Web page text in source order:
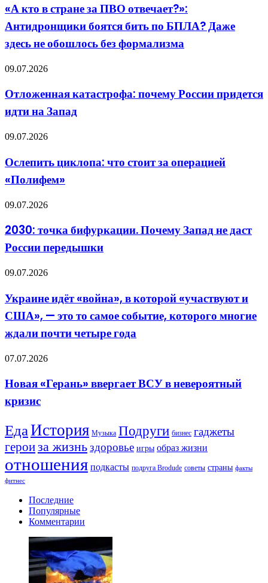
Крым
зимой
стране
за
отвечает?»:
боятся
по
БПЛА?
Даже
не
формализма
«А кто в стране за ПВО отвечает?»:
Антидронщики боятся бить по БПЛА? Даже
здесь не обошлось без формализма
Отложенная
почему
России
придется
на
09.07.2026
Отложенная катастрофа: почему России придется
идти на Запад
Ослепить
что
стоит
за
«Полифем»
09.07.2026
Ослепить циклопа: что стоит за операцией
«Полифем»
2030:
бифуркации.
Почему
Запад
даст
09.07.2026
2030: точка бифуркации. Почему Запад не даст
России передышки
Украине
«война»,
в
которой
и
—
то
самое
событие,
многие
ждали
почти
четыре
года
09.07.2026
Украине идёт «война», в которой «участвуют и
США», — это то самое событие, которого многие
ждали почти четыре года
Новая
ввергает
ВСУ
в
кризис
07.07.2026
Новая «Герань» ввергает ВСУ в невероятный
кризис
ЕдаИстория Музыка Подруги бизнес гаджеты
героиза жизнь здоровье игры образ жизни
отношения подкасты подруга Brodude советы страны факты
фитнес
Последние
Популярные
Комментарии